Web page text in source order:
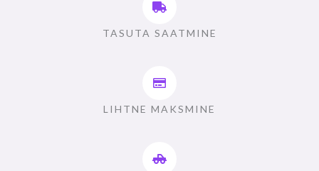
TASUTA SAATMINE
LIHTNE MAKSMINE